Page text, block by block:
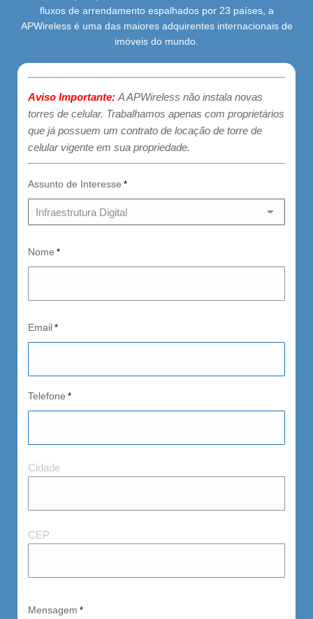
fluxos de arrendamento espalhados por 23 países, a
APWireless é uma das maiores adquirentes internacionais de
imóveis do mundo.
Aviso Importante: A APWireless não instala novas
torres de celular. Trabalhamos apenas com proprietários
que já possuem um contrato de locação de torre de
celular vigente em sua propriedade.
Assunto de Interesse *
Nome *
Email *
Telefone *
Cidad
Cidade
CEP
Mensagem *